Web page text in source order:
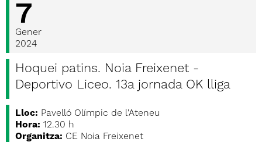
7
Gener
2024
Hoquei patins. Noia Freixenet -
Deportivo Liceo. 13a jornada OK lliga
Lloc: Pavelló Olímpic de l'Ateneu
Hora: 12.30 h
Organitza: CE Noia Freixenet